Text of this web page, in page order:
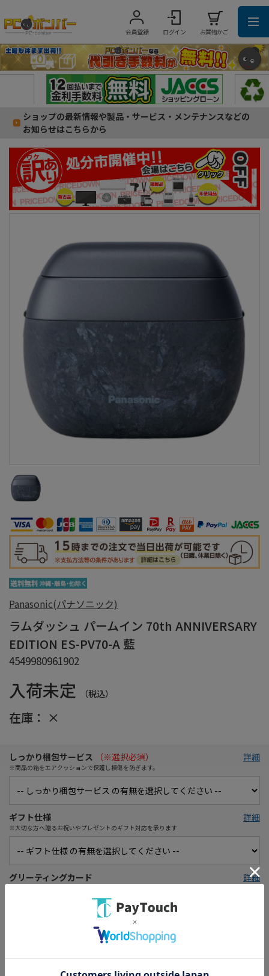
会員登録 ログイン お買物かご
ショップの最新情報や製品・サービス・メンテナンスなどの
お知らせはこちらから
Panasonic(パナソニック)
ラムダッシュ パームイン 70th ANNIVERSARY
EDITION ES-PV70-A 藍
4549980961902
入荷未定 （税込）
在庫： ×
しっかり梱包サービス （※選択必須）
※商品の箱をエアクッションで保護し損傷を防ぎます。
詳細
ギフト仕様
※大切な方へ贈るお祝いやプレゼントのギフト対応を承ります
詳細
グリーティングカード 詳細
お気に入り